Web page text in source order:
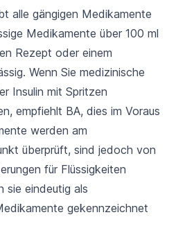
alle gängigen Medikamente
Medikamente über 100 ml
Rezept oder einem
Wenn Sie medizinische
Insulin mit Spritzen
empfiehlt BA, dies im Voraus
werden am
überprüft, sind jedoch von
für Flüssigkeiten
sie eindeutig als
gekennzeichnet